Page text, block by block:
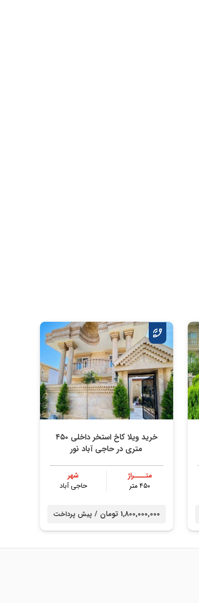
خرید ویلا کاخ استخر داخلی ۴۵۰
متری در حاجی آباد نور
متــــراژ
۴۵۰ متر
شهر
حاجی آباد
1,800,000,000 تومان / پیش پرداخت